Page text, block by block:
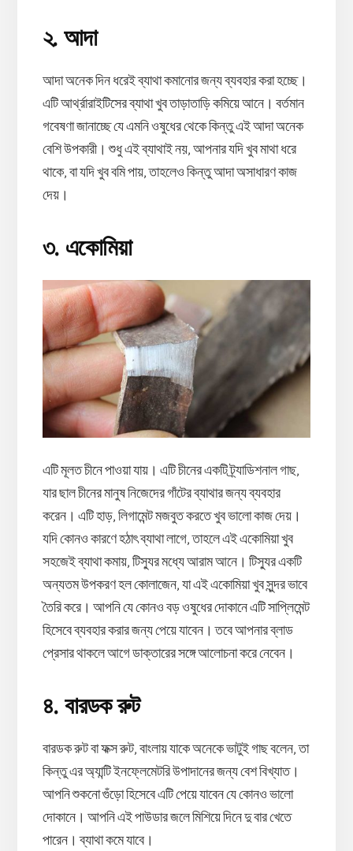
২. আদা
আদা অনেক দিন ধরেই ব্যাথা কমানোর জন্য ব্যবহার করা হচ্ছে।
এটি আর্থ্রারাইটিসের ব্যাথা খুব তাড়াতাড়ি কমিয়ে আনে। বর্তমান
গবেষণা জানাচ্ছে যে এমনি ওষুধের থেকে কিন্তু এই আদা অনেক
বেশি উপকারী। শুধু এই ব্যাথাই নয়, আপনার যদি খুব মাথা ধরে
থাকে, বা যদি খুব বমি পায়, তাহলেও কিন্তু আদা অসাধারণ কাজ
দেয়।
৩. একোমিয়া
এটি মূলত চীনে পাওয়া যায়। এটি চীনের একটি ট্র্যাডিশনাল গাছ,
যার ছাল চীনের মানুষ নিজেদের গাঁটের ব্যাথার জন্য ব্যবহার
করেন। এটি হাড়, লিগামেন্ট মজবুত করতে খুব ভালো কাজ দেয়।
যদি কোনও কারণে হঠাৎ ব্যাথা লাগে, তাহলে এই একোমিয়া খুব
সহজেই ব্যাথা কমায়, টিস্যুর মধ্যে আরাম আনে। টিস্যুর একটি
অন্যতম উপকরণ হল কোলাজেন, যা এই একোমিয়া খুব সুন্দর ভাবে
তৈরি করে। আপনি যে কোনও বড় ওষুধের দোকানে এটি সাপ্লিমেন্ট
হিসেবে ব্যবহার করার জন্য পেয়ে যাবেন। তবে আপনার ব্লাড
প্রেসার থাকলে আগে ডাক্তারের সঙ্গে আলোচনা করে নেবেন।
৪. বারডক রুট
বারডক রুট বা ফক্স রুট, বাংলায় যাকে অনেকে ভাটুই গাছ বলেন, তা
কিন্তু এর অ্যান্টি ইনফ্লেমেটরি উপাদানের জন্য বেশ বিখ্যাত।
আপনি শুকনো গুঁড়ো হিসেবে এটি পেয়ে যাবেন যে কোনও ভালো
দোকানে। আপনি এই পাউডার জলে মিশিয়ে দিনে দু বার খেতে
পারেন। ব্যাথা কমে যাবে।